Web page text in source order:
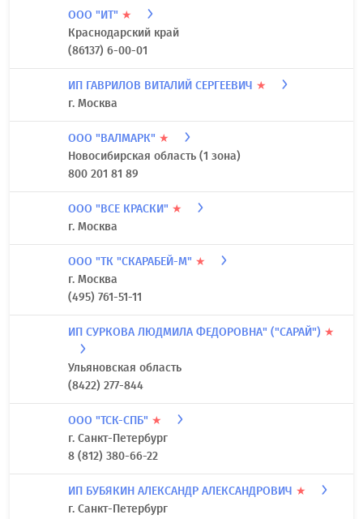
ООО "ИТ" ★
Краснодарский край
(86137) 6-00-01
ИП ГАВРИЛОВ ВИТАЛИЙ СЕРГЕЕВИЧ ★
г. Москва
ООО "ВАЛМАРК" ★
Новосибирская область (1 зона)
800 201 81 89
ООО "ВСЕ КРАСКИ" ★
г. Москва
ООО "ТК "СКАРАБЕЙ-М" ★
г. Москва
(495) 761-51-11
ИП СУРКОВА ЛЮДМИЛА ФЕДОРОВНА" ("САРАЙ") ★
Ульяновская область
(8422) 277-844
ООО "ТСК-СПБ" ★
г. Санкт-Петербург
8 (812) 380-66-22
ИП БУБЯКИН АЛЕКСАНДР АЛЕКСАНДРОВИЧ ★
г. Санкт-Петербург